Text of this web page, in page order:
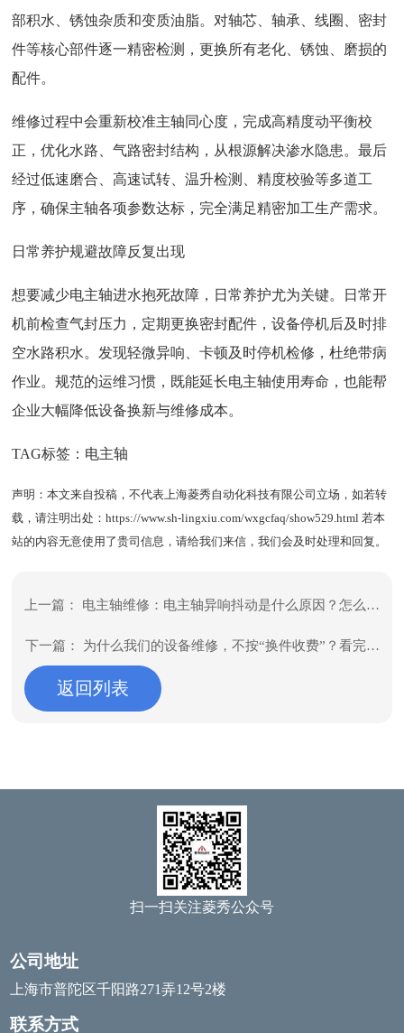
部积水、锈蚀杂质和变质油脂。对轴芯、轴承、线圈、密封
件等核心部件逐一精密检测，更换所有老化、锈蚀、磨损的
配件。
维修过程中会重新校准主轴同心度，完成高精度动平衡校
正，优化水路、气路密封结构，从根源解决渗水隐患。最后
经过低速磨合、高速试转、温升检测、精度校验等多道工
序，确保主轴各项参数达标，完全满足精密加工生产需求。
日常养护规避故障反复出现
想要减少电主轴进水抱死故障，日常养护尤为关键。日常开
机前检查气封压力，定期更换密封配件，设备停机后及时排
空水路积水。发现轻微异响、卡顿及时停机检修，杜绝带病
作业。规范的运维习惯，既能延长电主轴使用寿命，也能帮
企业大幅降低设备换新与维修成本。
TAG标签： 电主轴
声明：本文来自投稿，不代表上海菱秀自动化科技有限公司立场，如若转
载，请注明出处：https://www.sh-lingxiu.com/wxgcfaq/show529.html 若本
站的内容无意使用了贵司信息，请给我们来信，我们会及时处理和回复。
上一篇： 电主轴维修：电主轴异响抖动是什么原因？怎么维
修？
返回列表
下一篇： 为什么我们的设备维修，不按“换件收费”？看完你
扫一扫关注菱秀公众号
公司地址
上海市普陀区千阳路271弄12号2楼
联系方式